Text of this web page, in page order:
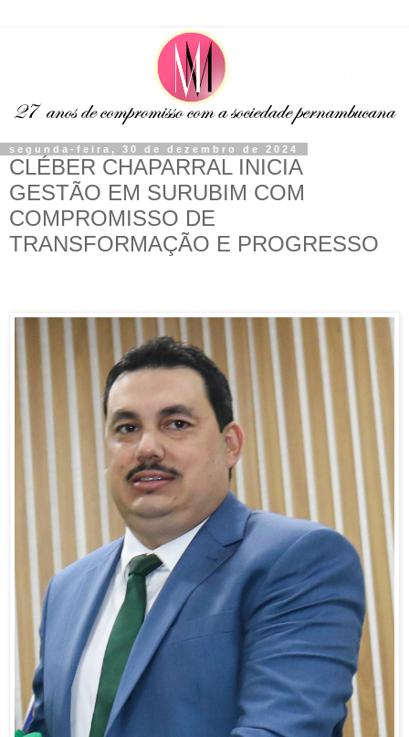
segunda-feira, 30 de dezembro de 2024
CLÉBER CHAPARRAL INICIA
GESTÃO EM SURUBIM COM
COMPROMISSO DE
TRANSFORMAÇÃO E PROGRESSO